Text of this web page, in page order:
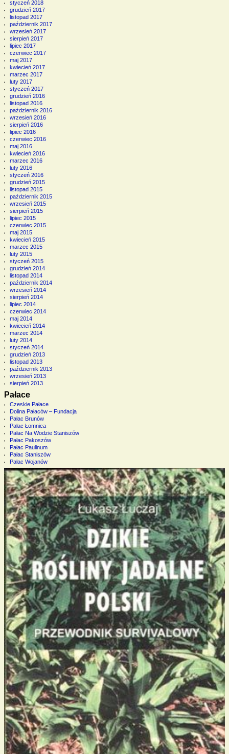
styczeń 2018
grudzień 2017
listopad 2017
październik 2017
wrzesień 2017
sierpień 2017
lipiec 2017
czerwiec 2017
maj 2017
kwiecień 2017
marzec 2017
luty 2017
styczeń 2017
grudzień 2016
listopad 2016
październik 2016
wrzesień 2016
sierpień 2016
lipiec 2016
czerwiec 2016
maj 2016
kwiecień 2016
marzec 2016
luty 2016
styczeń 2016
grudzień 2015
listopad 2015
październik 2015
wrzesień 2015
sierpień 2015
lipiec 2015
czerwiec 2015
maj 2015
kwiecień 2015
marzec 2015
luty 2015
styczeń 2015
grudzień 2014
listopad 2014
październik 2014
wrzesień 2014
sierpień 2014
lipiec 2014
czerwiec 2014
maj 2014
kwiecień 2014
marzec 2014
luty 2014
styczeń 2014
grudzień 2013
listopad 2013
październik 2013
wrzesień 2013
sierpień 2013
Pałace
Czeskie Pałace
Dolina Pałaców – Fundacja
Pałac Brunów
Pałac Łomnica
Pałac Na Wodzie Staniszów
Pałac Pakoszów
Pałac Paulinum
Pałac Staniszów
Pałac Wojanów